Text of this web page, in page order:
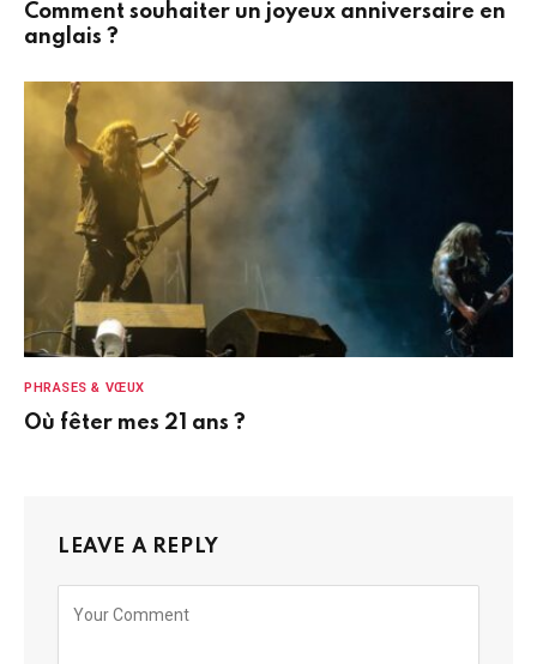
Comment souhaiter un joyeux anniversaire en
anglais ?
PHRASES & VŒUX
Où fêter mes 21 ans ?
LEAVE A REPLY